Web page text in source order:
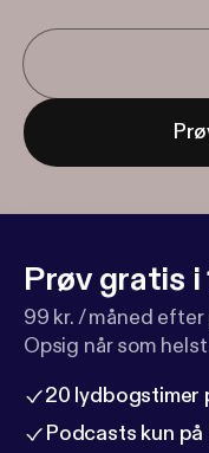
Prøv gratis i
99 kr. / måned
Opsig når som
20 lydbogstimer
Podcasts kun på